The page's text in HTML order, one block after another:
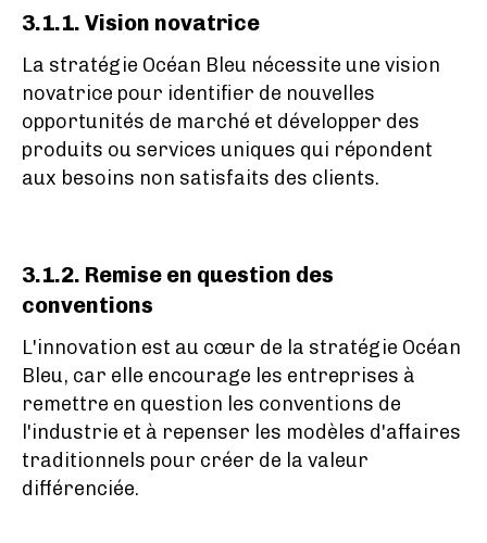
3.1.1. Vision novatrice
La stratégie Océan Bleu nécessite une vision
novatrice pour identifier de nouvelles
opportunités de marché et développer des
produits ou services uniques qui répondent
aux besoins non satisfaits des clients.
3.1.2. Remise en question des
conventions
L'innovation est au cœur de la stratégie Océan
Bleu, car elle encourage les entreprises à
remettre en question les conventions de
l'industrie et à repenser les modèles d'affaires
traditionnels pour créer de la valeur
différenciée.